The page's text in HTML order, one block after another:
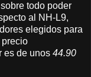
todo poder
al NH-L9,
elegidos para
precio
es de unos 44.90